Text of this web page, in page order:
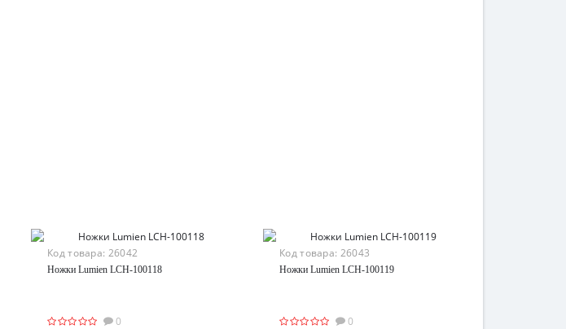
Код товара: 26042
Ножки Lumien LCH-100118
0
Код товара: 26043
Ножки Lumien LCH-100119
0